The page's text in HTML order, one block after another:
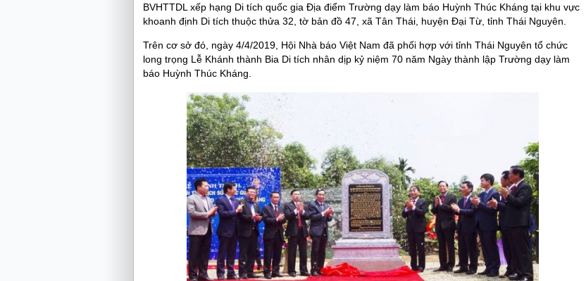
BVHTTDL xếp hạng Di tích quốc gia Địa điểm Trường dạy làm báo Huỳnh Thúc Kháng tại khu vực
khoanh định Di tích thuộc thửa 32, tờ bản đồ 47, xã Tân Thái, huyện Đại Từ, tỉnh Thái Nguyên.
Trên cơ sở đó, ngày 4/4/2019, Hội Nhà báo Việt Nam đã phối hợp với tỉnh Thái Nguyên tổ chức
long trọng Lễ Khánh thành Bia Di tích nhân dịp kỷ niệm 70 năm Ngày thành lập Trường dạy làm
báo Huỳnh Thúc Kháng.